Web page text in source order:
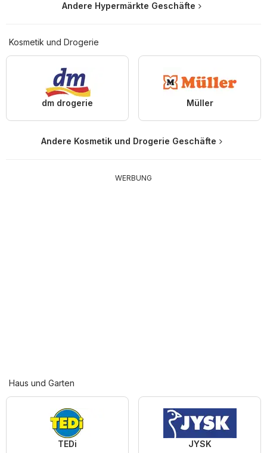
Andere Hypermärkte Geschäfte
Kosmetik und Drogerie
dm drogerie Müller
Andere Kosmetik und Drogerie Geschäfte
WERBUNG
Haus und Garten
TEDi JYSK